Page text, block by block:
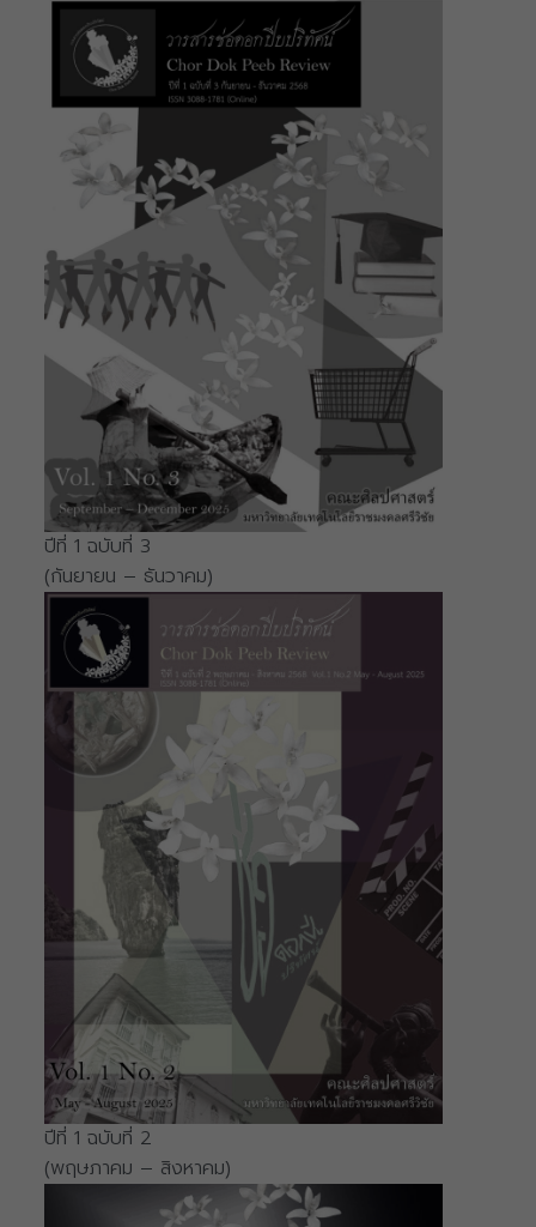
ปีที่ 1 ฉบับที่ 3
(กันยายน – ธันวาคม)
ปีที่ 1 ฉบับที่ 2
(พฤษภาคม – สิงหาคม)